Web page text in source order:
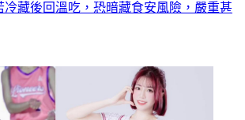
冷藏後回溫吃，恐暗藏食安風險，嚴重甚